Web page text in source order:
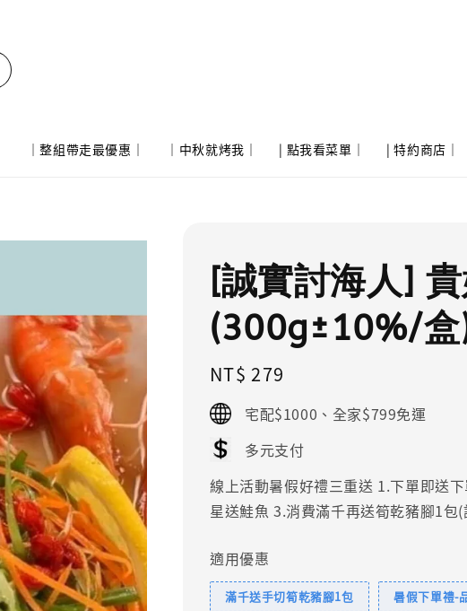
｜整組帶走最優惠｜ ｜中秋就烤我｜ | 點我看菜單｜ | 特約商店｜
[誠實討海人]
(300g±10%/盒
Regular
price
NT$ 279
宅配$1000、全家$799免運
多元支付
線上活動暑假好禮三重送 1.下單即送
星送鮭魚 3.消費滿千再送筍乾豬腳1包
適用優惠
滿千送手切筍乾豬腳1包 暑假下單禮-